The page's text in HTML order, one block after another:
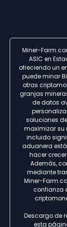
Miner-
ASIC en
ofreciendo un
puede minar
otras
granjas
de datos
soluciones
maximizar su
incluido
aduanera
hacer
Además,
mediante
Miner-
confianza
Descargo de
esta